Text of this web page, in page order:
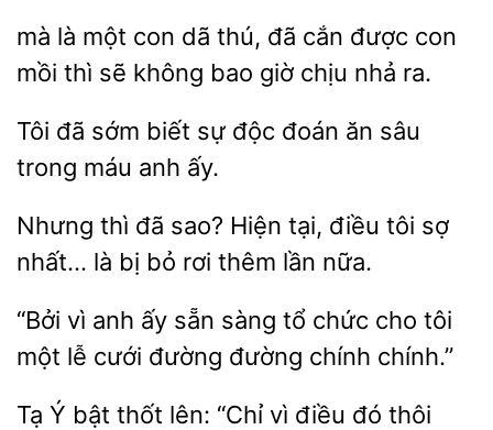
mà là
con dã thú, đã cắn được con
thì sẽ không bao giờ chịu nhả
Tôi sớm sự độc
ăn sâu
trong máu anh ấy.
Nhưng thì đã sao? Hiện tại, điều tôi sợ
nhất…
bỏ rơi lần nữa.
“Bởi vì anh ấy sẵn
tổ chức cho tôi
một lễ
đường chính chính.”
Tạ Ý bật lên: “Chỉ vì
thôi